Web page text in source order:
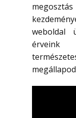
weboldal
érveink